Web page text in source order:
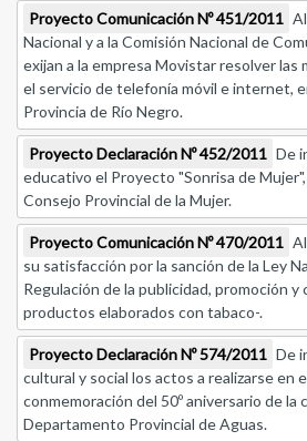
Proyecto Comunicación Nº 451/2011
Nacional y a la Comisión Nacional de
exijan a la empresa Movistar resolver las
el servicio de telefonía móvil e internet,
Provincia de Río Negro.
Proyecto Declaración Nº 452/2011 De
educativo el Proyecto "Sonrisa de
Consejo Provincial de la Mujer.
Proyecto Comunicación Nº 470/2011
su satisfacción por la sanción de la Ley
Regulación de la publicidad, promoción y
productos elaborados con tabaco-.
Proyecto Declaración Nº 574/2011 De
cultural y social los actos a realizarse en
conmemoración del 50º aniversario de la
Departamento Provincial de Aguas.